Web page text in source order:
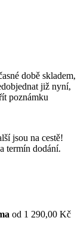
době skladem,
již nyní,
poznámku
jsou na cestě!
termín dodání.
od 1 290,00 Kč